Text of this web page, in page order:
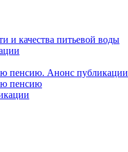
и качества питьевой воды
пенсию. Анонс публикации
пенсию